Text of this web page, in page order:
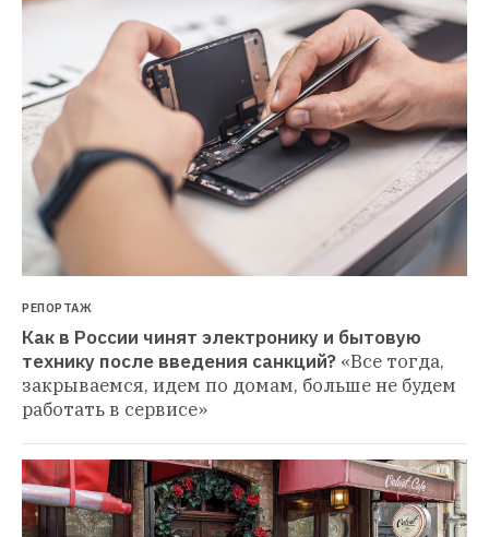
РЕПОРТАЖ
Как в России чинят электронику и бытовую
технику после введения санкций? «Все тогда,
закрываемся, идем по домам, больше не будем
работать в сервисе»